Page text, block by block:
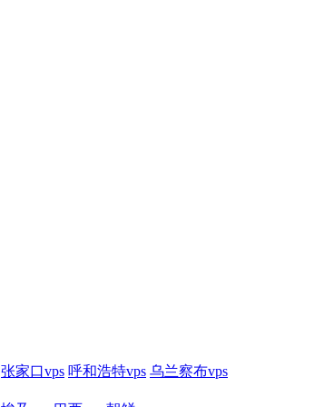
张家口vps 呼和浩特vps 乌兰察布vps